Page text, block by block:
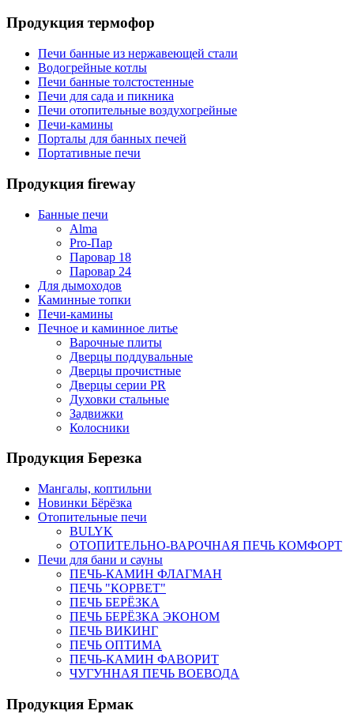
Продукция термофор
Печи банные из нержавеющей стали
Водогрейные котлы
Печи банные толстостенные
Печи для сада и пикника
Печи отопительные воздухогрейные
Печи-камины
Порталы для банных печей
Портативные печи
Продукция fireway
Банные печи
Alma
Pro-Пар
Паровар 18
Паровар 24
Для дымоходов
Каминные топки
Печи-камины
Печное и каминное литье
Варочные плиты
Дверцы поддувальные
Дверцы прочистные
Дверцы серии PR
Духовки стальные
Задвижки
Колосники
Продукция Березка
Мангалы, коптильни
Новинки Бёрёзка
Отопительные печи
BULYK
ОТОПИТЕЛЬНО-ВАРОЧНАЯ ПЕЧЬ КОМФОРТ
Печи для бани и сауны
ПЕЧЬ-КАМИН ФЛАГМАН
ПЕЧЬ "КОРВЕТ"
ПЕЧЬ БЕРЁЗКА
ПЕЧЬ БЕРЁЗКА ЭКОНОМ
ПЕЧЬ ВИКИНГ
ПЕЧЬ ОПТИМА
ПЕЧЬ-КАМИН ФАВОРИТ
ЧУГУННАЯ ПЕЧЬ ВОЕВОДА
Продукция Ермак